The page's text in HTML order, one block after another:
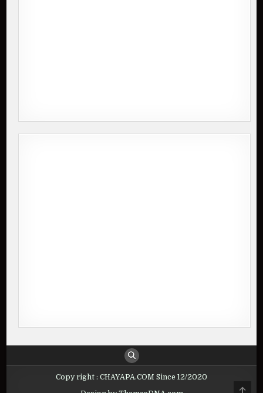
Copy right : CHAYAPA.COM Since 12/2020